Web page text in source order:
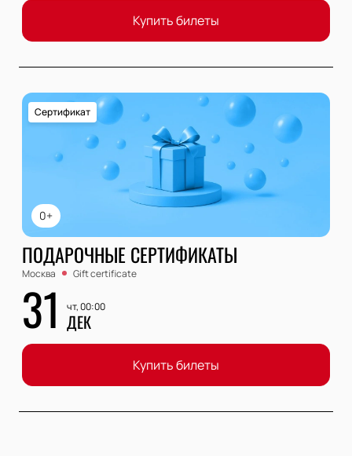
Купить билеты
0+
Сертификат
ПОДАРОЧНЫЕ СЕРТИФИКАТЫ
Москва Gift certificate
31 чт, 00:00
ДЕК
Купить билеты